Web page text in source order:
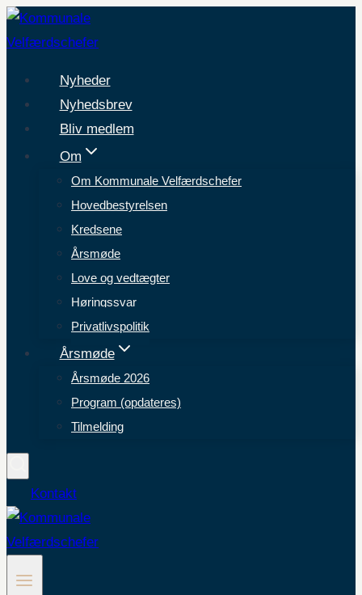
Fortsæt
til
Nyheder
Nyhedsbrev
Bliv medlem
Om
Om Kommunale Velfærdschefer
Hovedbestyrelsen
Kredsene
Årsmøde
Love og vedtægter
Høringssvar
Privatlivspolitik
Årsmøde
Årsmøde 2026
Program (opdateres)
Tilmelding
Kontakt